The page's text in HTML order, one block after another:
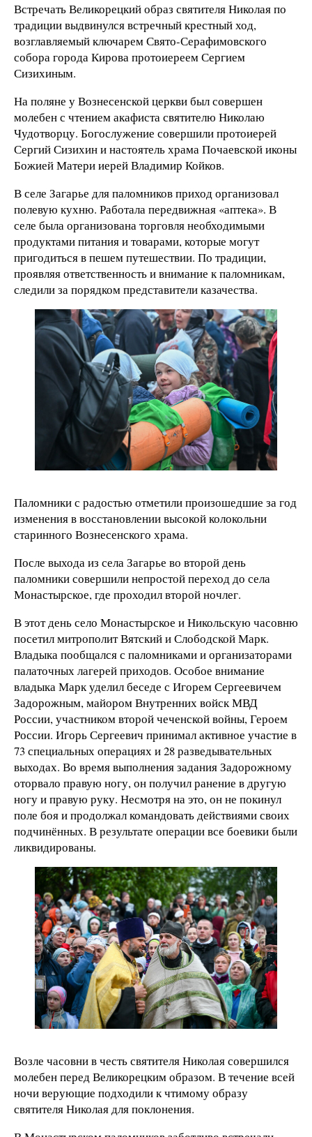
Встречать Великорецкий образ святителя Николая по
традиции выдвинулся встречный крестный ход,
возглавляемый ключарем Свято-Серафимовского
собора города Кирова протоиереем Сергием
Сизихиным.
На поляне у Вознесенской церкви был совершен
молебен с чтением акафиста святителю Николаю
Чудотворцу. Богослужение совершили протоиерей
Сергий Сизихин и настоятель храма Почаевской иконы
Божией Матери иерей Владимир Койков.
В селе Загарье для паломников приход организовал
полевую кухню. Работала передвижная «аптека». В
селе была организована торговля необходимыми
продуктами питания и товарами, которые могут
пригодиться в пешем путешествии. По традиции,
проявляя ответственность и внимание к паломникам,
следили за порядком представители казачества.
Паломники с радостью отметили произошедшие за год
изменения в восстановлении высокой колокольни
старинного Вознесенского храма.
После выхода из села Загарье во второй день
паломники совершили непростой переход до села
Монастырское, где проходил второй ночлег.
В этот день село Монастырское и Никольскую часовню
посетил митрополит Вятский и Слободской Марк.
Владыка пообщался с паломниками и организаторами
палаточных лагерей приходов. Особое внимание
владыка Марк уделил беседе с Игорем Сергеевичем
Задорожным, майором Внутренних войск МВД
России, участником второй чеченской войны, Героем
России. Игорь Сергеевич принимал активное участие в
73 специальных операциях и 28 разведывательных
выходах. Во время выполнения задания Задорожному
оторвало правую ногу, он получил ранение в другую
ногу и правую руку. Несмотря на это, он не покинул
поле боя и продолжал командовать действиями своих
подчинённых. В результате операции все боевики были
ликвидированы.
Возле часовни в честь святителя Николая совершился
молебен перед Великорецким образом. В течение всей
ночи верующие подходили к чтимому образу
святителя Николая для поклонения.